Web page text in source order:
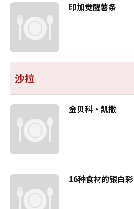
印加觉醒薯条
沙拉
金贝科·凯撒
16种食材的银白